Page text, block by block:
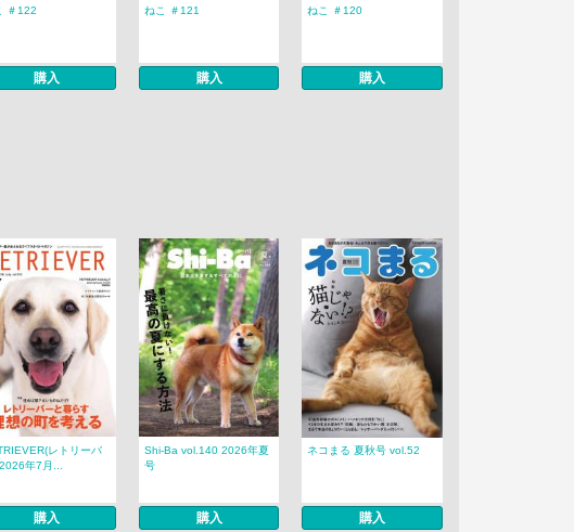
＃122
購入
ねこ ＃121
購入
ねこ ＃120
購入
レトリーバ
年7月...
購入
Shi-Ba vol.140 2026年夏
号
購入
ネコまる 夏秋号 vol.52
購入